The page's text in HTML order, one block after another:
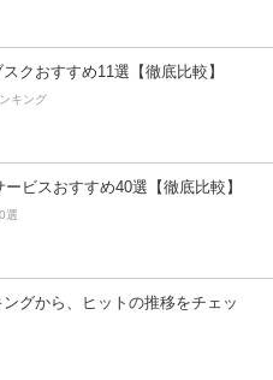
クおすすめ11選【徹底比較】
キング
ビスおすすめ40選【徹底比較】
選
グから、ヒットの推移をチェッ